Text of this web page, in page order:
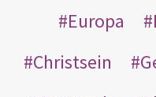
Europa
Christsein